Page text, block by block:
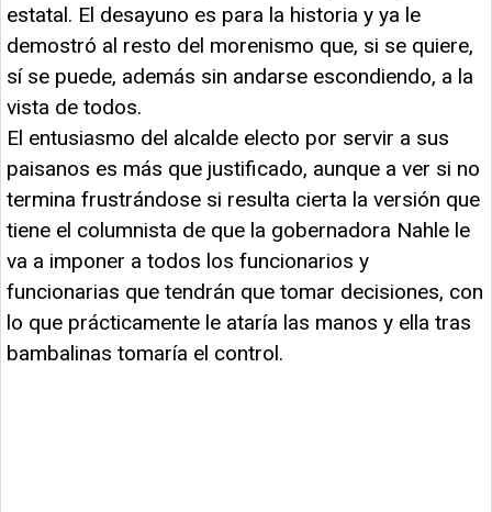
estatal. El desayuno es para la historia y ya le
demostró al resto del morenismo que, si se quiere,
sí se puede, además sin andarse escondiendo, a la
vista de todos.
El entusiasmo del alcalde electo por servir a sus
paisanos es más que justificado, aunque a ver si no
termina frustrándose si resulta cierta la versión que
tiene el columnista de que la gobernadora Nahle le
va a imponer a todos los funcionarios y
funcionarias que tendrán que tomar decisiones, con
lo que prácticamente le ataría las manos y ella tras
bambalinas tomaría el control.